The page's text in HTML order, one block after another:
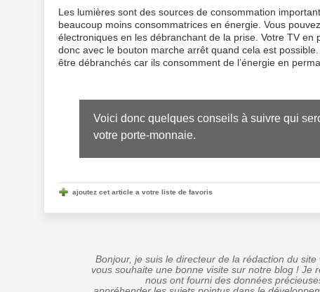
Les lumières sont des sources de consommation
beaucoup moins consommatrices en énergie. Vous
électroniques en les débranchant de la prise. Votre TV en
donc avec le bouton marche arrêt quand cela est
être débranchés car ils consomment de l’énergie en
Voici donc quelques conseils à suivre qui
votre porte-monnaie.
ajoutez cet article a votre liste de favoris
Bonjour, je suis le directeur de la rédaction du
vous souhaite une bonne visite sur notre blog ! Je
nous ont fourni des données